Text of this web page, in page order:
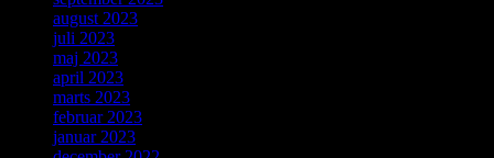
august 2023
juli 2023
maj 2023
april 2023
marts 2023
februar 2023
januar 2023